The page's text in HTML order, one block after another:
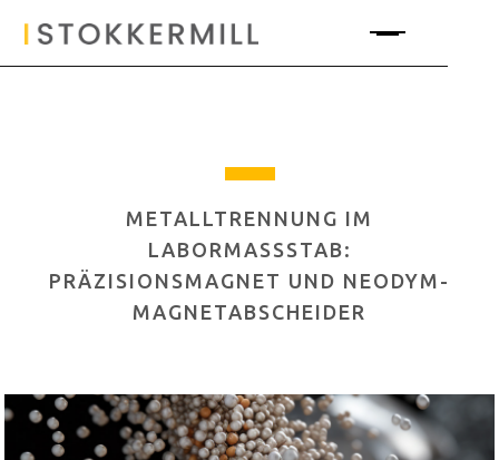
METALLTRENNUNG IM
LABORMASSSTAB: P
RÄZISIONSMAGNET UND NEODYM-M
AGNETABSCHEIDER